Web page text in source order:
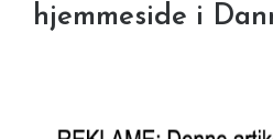
hjemmeside i